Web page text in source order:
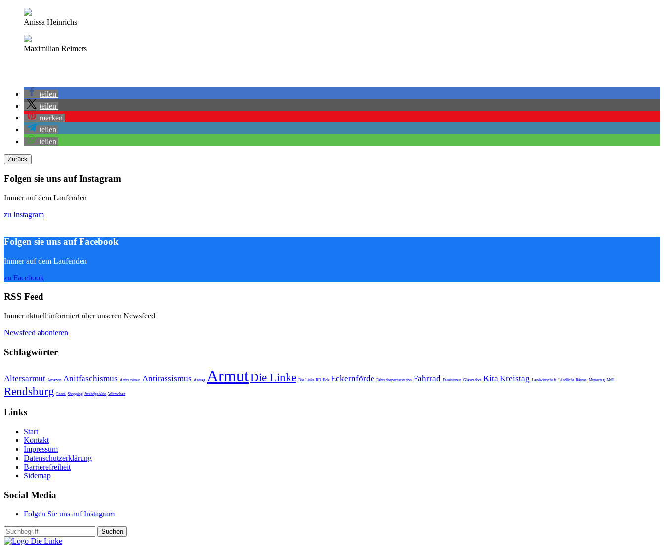
Anissa Heinrichs
Maximilian Reimers
teilen
teilen
merken
teilen
teilen
Zurück
Folgen sie uns auf Instagram
Immer auf dem Laufenden
zu Instagram
Folgen sie uns auf Facebook
Immer auf dem Laufenden
zu Facebook
RSS Feed
Immer aktuell informiert über unseren Newsfeed
Newsfeed abonieren
Schlagwörter
Altersarmut Amazon Anitfaschismus Antirassimus Antirassismus Antrag ArmutDie Linke Die Linke RD-Eck Eckernförde Fahradreperturstation Fahrrad Feminismus Glasverbot Kita Kreistag Landwirtschaft Ländliche Räume Muttertag Müll
Rendsburg Rente Shopping Strandgebühr Wirtschaft
Links
Start
Kontakt
Impressum
Datenschutzerklärung
Barrierefreiheit
Sidemap
Social Media
Folgen Sie uns auf Instagram
Suchen